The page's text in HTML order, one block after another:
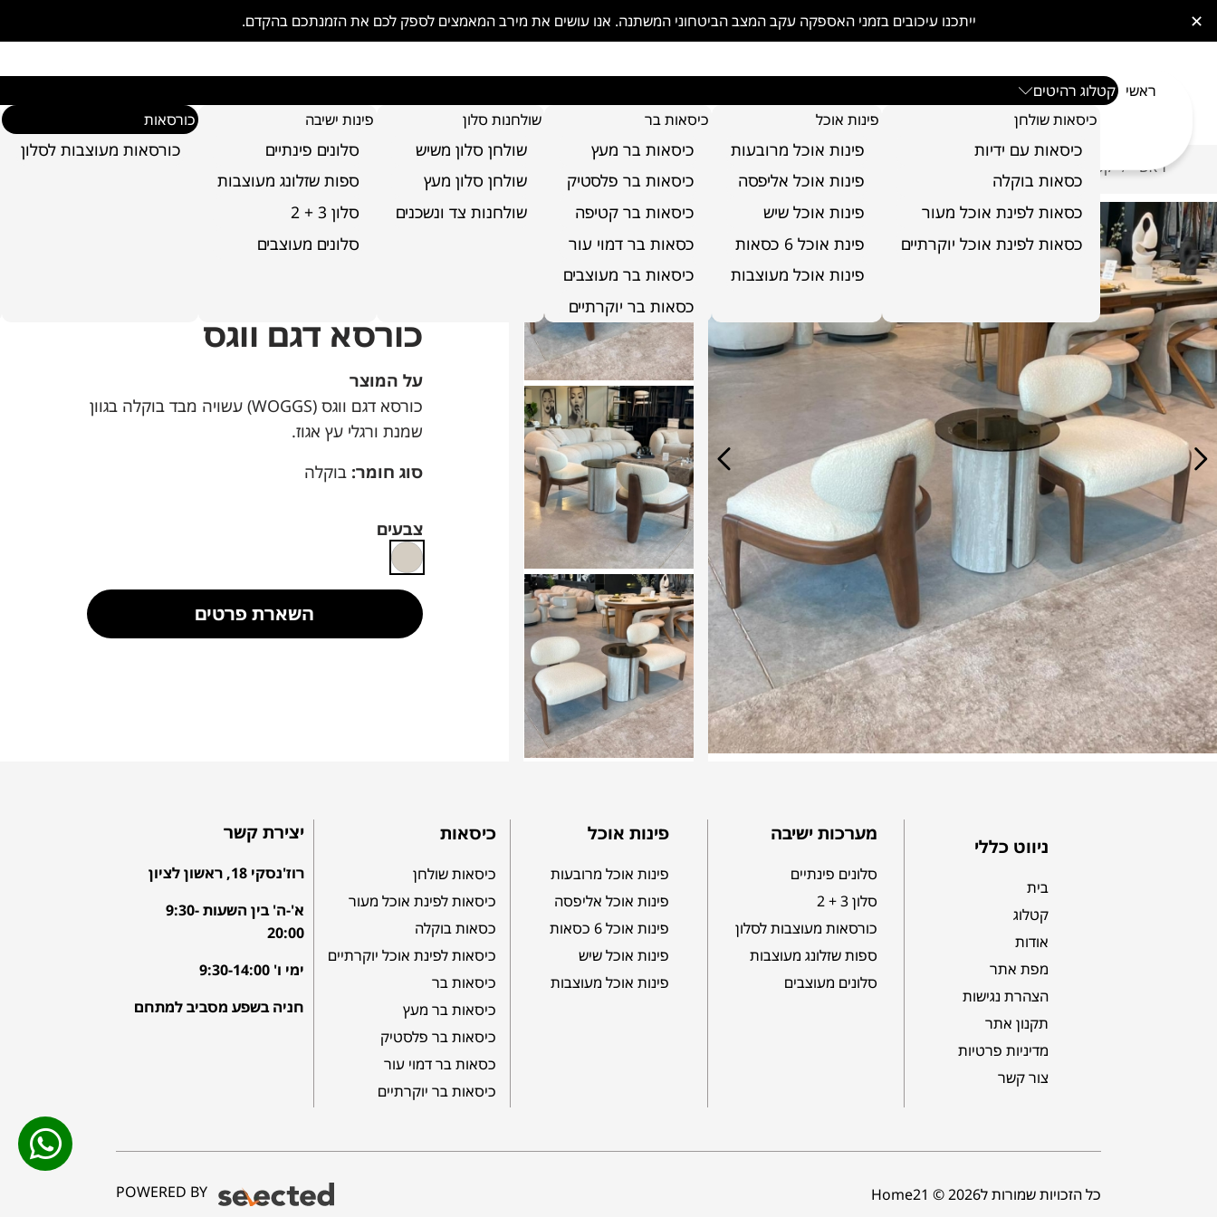
ייתכנו עיכובים בזמני האספקה עקב המצב הביטחוני המשתנה. אנו עושים את מירב המאמצים לספק לכם את הזמנתכם בהקדם. ✕
ראשי קטלוג רהיטים
כיסאות שולחן
כיסאות עם ידיות
כסאות בוקלה
כסאות לפינת אוכל מעור
כסאות לפינת אוכל יוקרתיים
פינות אוכל
פינות אוכל מרובעות
פינות אוכל אליפסה
פינות אוכל שיש
פינת אוכל 6 כסאות
פינות אוכל מעוצבות
כיסאות בר
כיסאות בר מעץ
כיסאות בר פלסטיק
כיסאות בר קטיפה
כסאות בר דמוי עור
כיסאות בר מעוצבים
כסאות בר יוקרתיים
שולחנות סלון
שולחן סלון משיש
שולחן סלון מעץ
שולחנות צד ונשכנים
פינות ישיבה
סלונים פינתיים
ספות שזלונג מעוצבות
סלון 3 + 2
סלונים מעוצבים
כורסאות
כורסאות מעוצבות לסלון
ראשי / קטלוג רהיטים
כורסא דגם ווגס
על המוצר
כורסא דגם ווגס (WOGGS) עשויה מבד בוקלה בגוון
שמנת ורגלי עץ אגוז.
סוג חומר:בוקלה
צבעים
השארת פרטים
ניווט כללי
בית
קטלוג
אודות
מפת אתר
הצהרת נגישות
תקנון אתר
מדיניות פרטיות
צור קשר
מערכות ישיבה
סלונים פינתיים
סלון 3 + 2
כורסאות מעוצבות לסלון
ספות שזלונג מעוצבות
סלונים מעוצבים
פינות אוכל
פינות אוכל מרובעות
פינות אוכל אליפסה
פינות אוכל 6 כסאות
פינות אוכל שיש
פינות אוכל מעוצבות
כיסאות
כיסאות שולחן
כיסאות לפינת אוכל מעור
כסאות בוקלה
כיסאות לפינת אוכל יוקרתיים
כיסאות בר
כיסאות בר מעץ
כיסאות בר פלסטיק
כסאות בר דמוי עור
כיסאות בר יוקרתיים
יצירת קשר
רוז'נסקי 18, ראשון לציון
א'-ה' בין השעות 9:30-
20:00
ימי ו' 9:30-14:00
חניה בשפע מסביב למתחם
כל הזכויות שמורות לHome21 © 2026 POWERED BY